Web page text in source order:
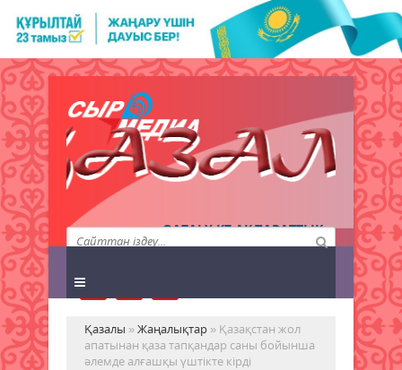
QAZALY.KZ АҚПАРАТТЫҚ
АГЕНТТІГІ
Қазалы »Жаңалықтар » Қазақстан жол
апатынан қаза тапқандар саны бойынша
әлемде алғашқы үштікте кірді